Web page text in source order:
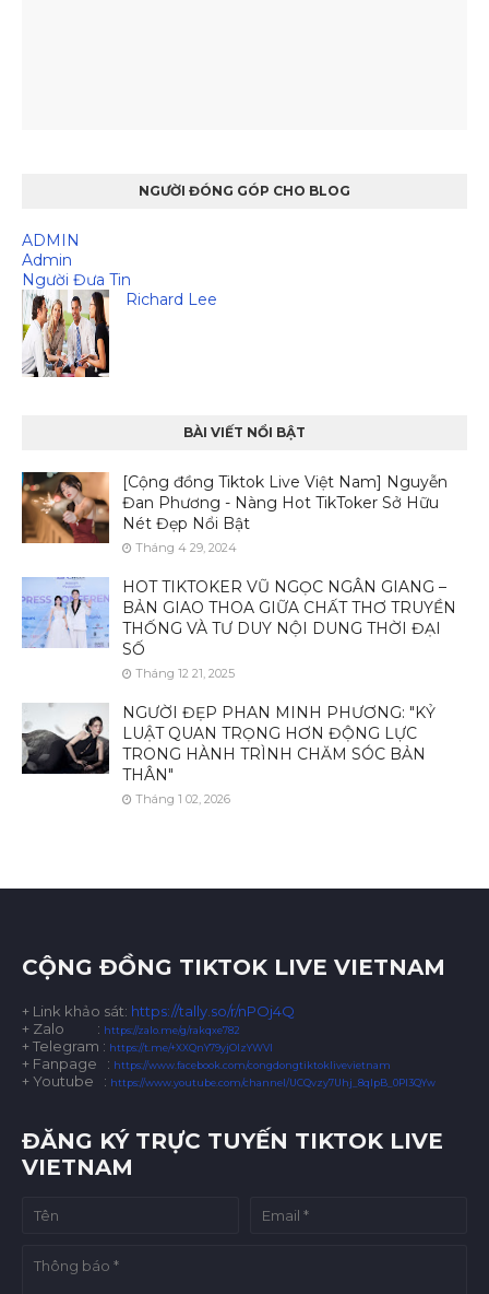
NGƯỜI ĐÓNG GÓP CHO BLOG
ADMIN
Admin
Người Đưa Tin
Richard Lee
BÀI VIẾT NỔI BẬT
[Cộng đồng Tiktok Live Việt Nam] Nguyễn
Đan Phương - Nàng Hot TikToker Sở Hữu
Nét Đẹp Nổi Bật
Tháng 4 29, 2024
HOT TIKTOKER VŨ NGỌC NGÂN GIANG –
BẢN GIAO THOA GIỮA CHẤT THƠ TRUYỀN
THỐNG VÀ TƯ DUY NỘI DUNG THỜI ĐẠI
SỐ
Tháng 12 21, 2025
NGƯỜI ĐẸP PHAN MINH PHƯƠNG: "KỶ
LUẬT QUAN TRỌNG HƠN ĐỘNG LỰC
TRONG HÀNH TRÌNH CHĂM SÓC BẢN
THÂN"
Tháng 1 02, 2026
CỘNG ĐỒNG TIKTOK LIVE VIETNAM
+ Link khảo sát: https://tally.so/r/nPOj4Q
+ Zalo
: https://zalo.me/g/rakqxe782
+ Telegram : https://t.me/+XXQnY79yjOIzYWVl
+ Fanpage : https://www.facebook.com/congdongtiktoklivevietnam
+ Youtube : https://www.youtube.com/channel/UCQvzy7Uhj_8qlpB_0Pl3QYw
ĐĂNG KÝ TRỰC TUYẾN TIKTOK LIVE
VIETNAM